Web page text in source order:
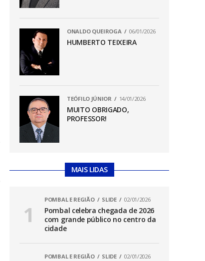
ONALDO QUEIROGA 06/01/2026
HUMBERTO TEIXEIRA
TEÓFILO JÚNIOR 14/01/2026
MUITO OBRIGADO,
PROFESSOR!
MAIS LIDAS
POMBAL E REGIÃO SLIDE 02/01/2026
Pombal celebra chegada de 2026
com grande público no centro da
cidade
POMBAL E REGIÃO SLIDE 02/01/2026